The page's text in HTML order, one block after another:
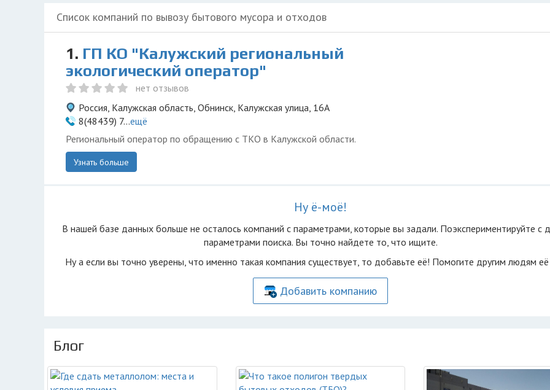
Список компаний по вывозу бытового мусора и отходов
1. ГП КО "Калужский региональный
экологический оператор"
нет отзывов
Россия, Калужская область, Обнинск, Калужская улица, 16А
8(48439) 7...ещё
Региональный оператор по обращению с ТКО в Калужской области.
Узнать больше
Ну ё-моё!
В нашей базе данных больше не осталоcь компаний с параметрами, которые вы задали. Поэкспериментируйте с
параметрами поиска. Вы точно найдете то, что ищите.
Ну а если вы точно уверены, что именно такая компания существует, то добавьте её! Помогите другим людям
Добавить компанию
Блог